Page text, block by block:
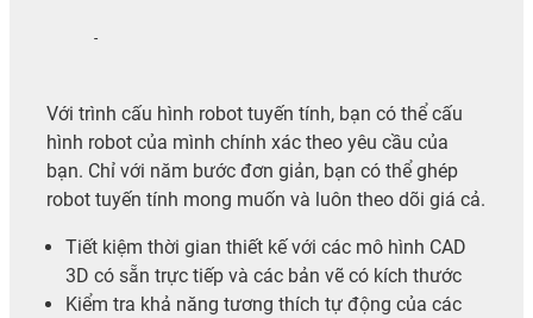
-
Với trình cấu hình robot tuyến tính, bạn có thể cấu
hình robot của mình chính xác theo yêu cầu của
bạn. Chỉ với năm bước đơn giản, bạn có thể ghép
robot tuyến tính mong muốn và luôn theo dõi giá cả.
Tiết kiệm thời gian thiết kế với các mô hình CAD
3D có sẵn trực tiếp và các bản vẽ có kích thước
Kiểm tra khả năng tương thích tự động của các